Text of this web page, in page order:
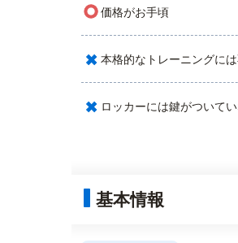
○価格がお手頃
× 本格的なトレーニングに
× ロッカーには鍵がついて
基本情報